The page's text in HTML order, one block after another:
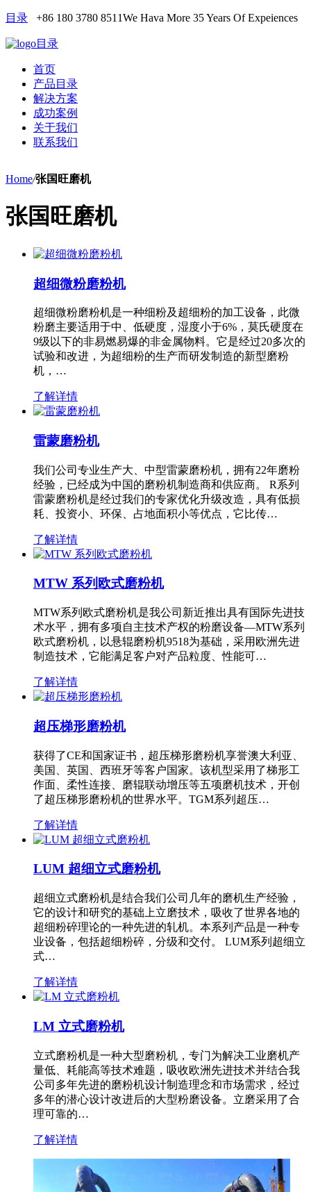
目录 +86 180 3780 8511We Hava More 35 Years Of Expeiences
目录
首页
产品目录
解决方案
成功案例
关于我们
联系我们
Home/张国旺磨机
张国旺磨机
超细微粉磨粉机
超细微粉磨粉机是一种细粉及超细粉的加工设备，此微
粉磨主要适用于中、低硬度，湿度小于6%，莫氏硬度在
9级以下的非易燃易爆的非金属物料。它是经过20多次的
试验和改进，为超细粉的生产而研发制造的新型磨粉
机，…
了解详情
雷蒙磨粉机
我们公司专业生产大、中型雷蒙磨粉机，拥有22年磨粉
经验，已经成为中国的磨粉机制造商和供应商。 R系列
雷蒙磨粉机是经过我们的专家优化升级改造，具有低损
耗、投资小、环保、占地面积小等优点，它比传…
了解详情
MTW 系列欧式磨粉机
MTW系列欧式磨粉机是我公司新近推出具有国际先进技
术水平，拥有多项自主技术产权的粉磨设备—MTW系列
欧式磨粉机，以悬辊磨粉机9518为基础，采用欧洲先进
制造技术，它能满足客户对产品粒度、性能可…
了解详情
超压梯形磨粉机
获得了CE和国家证书，超压梯形磨粉机享誉澳大利亚、
美国、英国、西班牙等客户国家。该机型采用了梯形工
作面、柔性连接、磨辊联动增压等五项磨机技术，开创
了超压梯形磨粉机的世界水平。TGM系列超压…
了解详情
LUM 超细立式磨粉机
超细立式磨粉机是结合我们公司几年的磨机生产经验，
它的设计和研究的基础上立磨技术，吸收了世界各地的
超细粉碎理论的一种先进的轧机。本系列产品是一种专
业设备，包括超细粉碎，分级和交付。 LUM系列超细立
式…
了解详情
LM 立式磨粉机
立式磨粉机是一种大型磨粉机，专门为解决工业磨机产
量低、耗能高等技术难题，吸收欧洲先进技术并结合我
公司多年先进的磨粉机设计制造理念和市场需求，经过
多年的潜心设计改进后的大型粉磨设备。立磨采用了合
理可靠的…
了解详情